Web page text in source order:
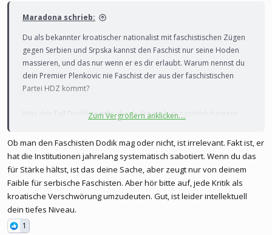
Maradona schrieb:
Du als bekannter kroatischer nationalist mit faschistischen Zügen
gegen Serbien und Srpska kannst den Faschist nur seine Hoden
massieren, und das nur wenn er es dir erlaubt. Warum nennst du
dein Premier Plenkovic nie Faschist der aus der faschistischen
Partei HDZ kommt?
Was den Fall Dodik angeht, du als Kroate bist natürlich bestens
Ihr könnt das alle schön reden wie ihr wollt, ihr habt Schnidt
bejubelt wie er Dodik wegrasiert hat, jetzt ist Dodik fester im Sattel
als zuvor und Schnidt hat nix mehr zu sagen , ist weg.
und das hat wenig damit zu tun ob man dodik mag oder nicht ,
dachte selbst vor ein jahr das er da nicht mehr rauskommt , ich
rede nur real und was die jetzige Lage betrifft.
Zum Vergrößern anklicken....
Ob man den Faschisten Dodik mag oder nicht, ist irrelevant. Fakt ist, er
hat die Institutionen jahrelang systematisch sabotiert. Wenn du das
für Stärke hältst, ist das deine Sache, aber zeugt nur von deinem
Faible für serbische Faschisten. Aber hör bitte auf, jede Kritik als
kroatische Verschwörung umzudeuten. Gut, ist leider intellektuell
dein tiefes Niveau.
1